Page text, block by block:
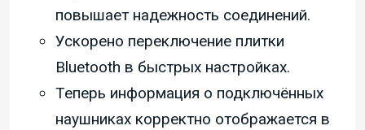
повышает надежность соединений.
Ускорено переключение плитки
Bluetooth в быстрых настройках.
Теперь информация о подключённых
наушниках корректно отображается в